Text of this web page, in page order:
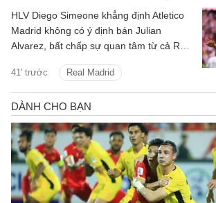
41' trước Real Madrid
HLV Diego Simeone khẳng định Atletico
Madrid không có ý định bán Julian
Alvarez, bất chấp sự quan tâm từ cả Real